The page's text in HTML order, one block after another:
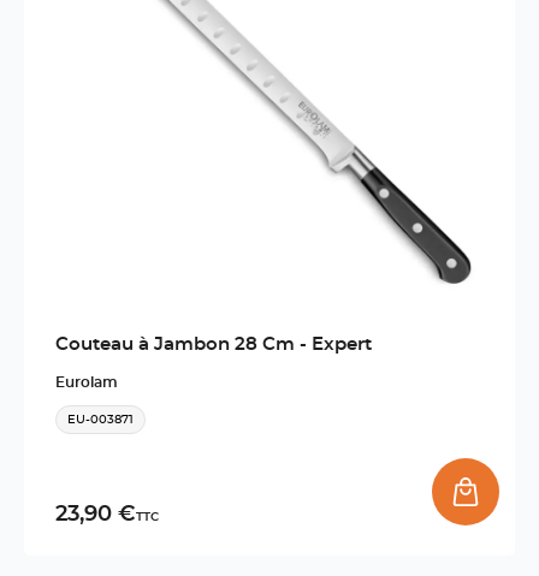
Couteau à Jambon 28 Cm - Expert
Eurolam
EU-003871
23,90 €TTC